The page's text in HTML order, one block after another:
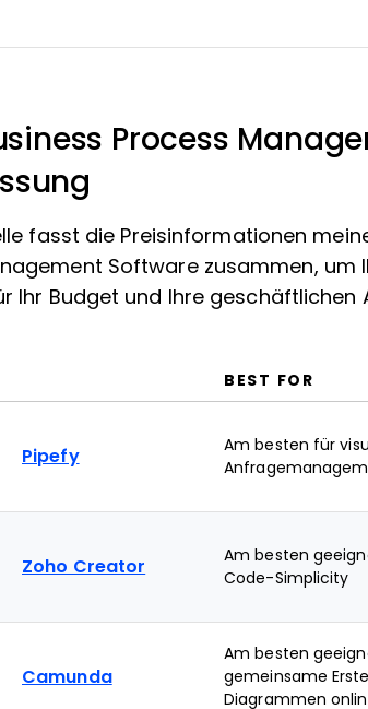
Process
fasst die Preisinformationen
Software zusammen, um
Ihr Budget und Ihre geschäftlichen
BEST FOR
Pipefy
Am besten für
Zoho Creator
Am besten
Code-Simplicity
Camunda
Am besten
gemeinsame
Diagrammen